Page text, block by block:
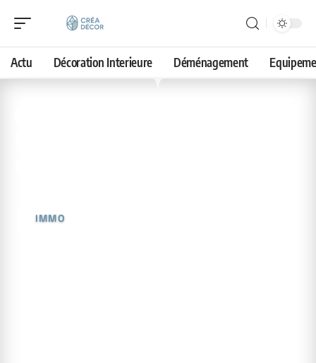
Actu Décoration Interieure Déménagement
IMMO